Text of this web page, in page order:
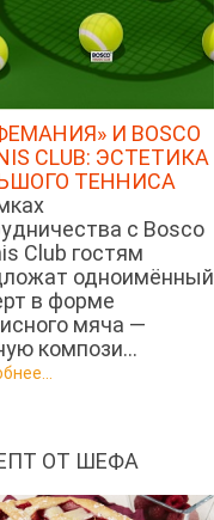
И BOSCO
CLUB: ЭСТЕТИКА
ТЕННИСА
с Bosco
Club гостям
одноимённый
в форме
мяча —
компози...
ОТ ШЕФА